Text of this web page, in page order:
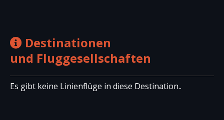
Destinationen
und Fluggesellschaften
Es gibt keine Linienflüge in diese Destination..